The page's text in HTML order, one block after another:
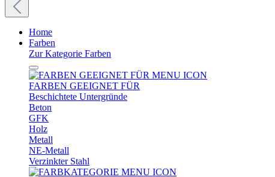
Home
Farben
Zur Kategorie Farben
FARBEN GEEIGNET FÜR
Beschichtete Untergründe
Beton
GFK
Holz
Metall
NE-Metall
Verzinkter Stahl